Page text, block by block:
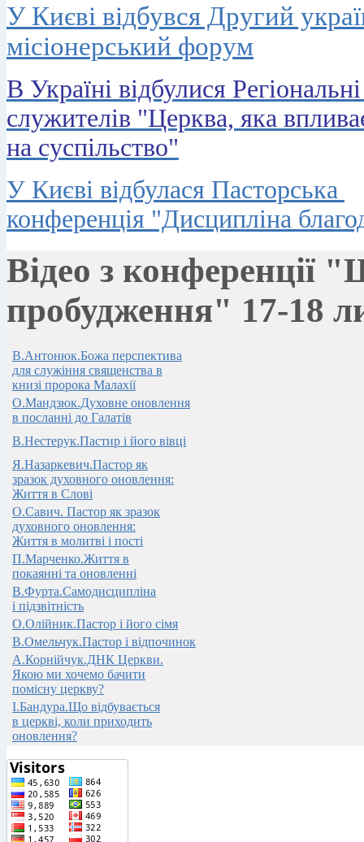
У Києві відбувся Другий
місіонерський форум
В Україні відбулися
служителів "Церква, яка
на суспільство"
У Києві відбулася Пасторська
конференція "Дисципліна
Відео з конференції
пробудження" 17-18
В.Антонюк.Божа перспектива
для служіння священства в
книзі пророка Малахії
О.Мандзюк.Духовне оновлення
в посланні до Галатів
В.Нестерук.Пастир і його вівці
Я.Назаркевич.Пастор як
зразок духовного оновлення:
Життя в Слові
О.Савич. Пастор як зразок
духовного оновлення:
Життя в молитві і пості
П.Марченко.Життя в
покаянні та оновленні
В.Фурта.Самодисципліна
і підзвітність
О.Олійник.Пастор і його сімя
В.Омельчук.Пастор і відпочинок
А.Корнійчук.ДНК Церкви.
Якою ми хочемо бачити
помісну церкву?
І.Бандура.Що відбувається
в церкві, коли приходить
оновлення?